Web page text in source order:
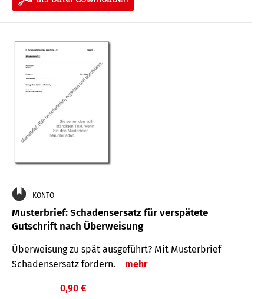
KONTO
Musterbrief: Schadensersatz für verspätete
Gutschrift nach Überweisung
Überweisung zu spät ausgeführt? Mit Musterbrief
Schadensersatz fordern.
mehr
0,90 €